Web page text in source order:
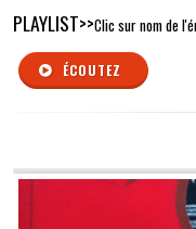
PLAYLIST>>Clic sur nom de
ÉCOUTEZ